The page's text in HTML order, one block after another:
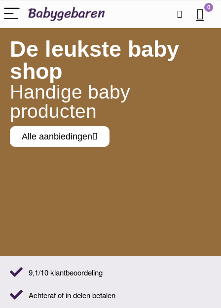
0
De leukste baby
shop
Handige baby
producten
Alle aanbiedingen
9,1/10 klantbeoordeling
Achteraf of in delen betalen